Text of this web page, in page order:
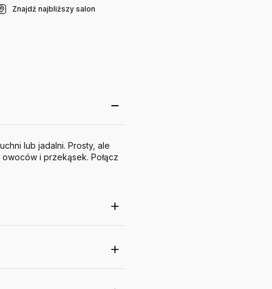
Znajdź najbliższy salon
lub jadalni. Prosty, ale
i przekąsek. Połącz